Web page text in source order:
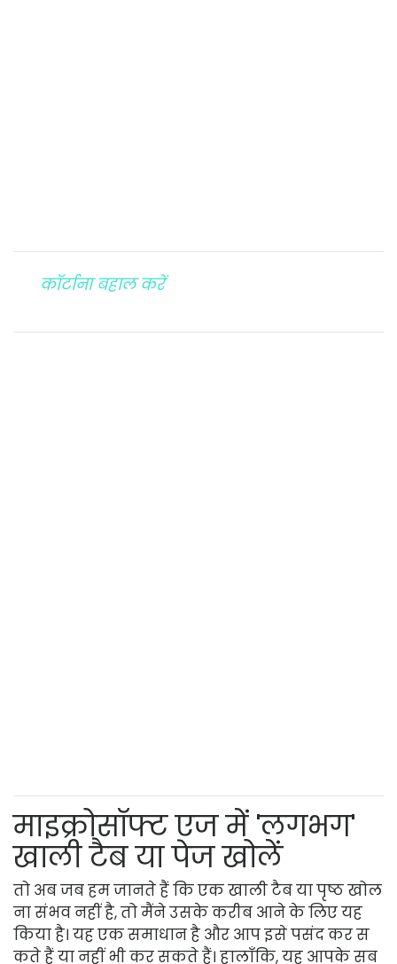
कॉर्टाना बहाल करें
माइक्रोसॉफ्ट एज में 'लगभग'
खाली टैब या पेज खोलें
तो अब जब हम जानते हैं कि एक खाली टैब या पृष्ठ खोल
ना संभव नहीं है, तो मैंने उसके करीब आने के लिए यह
किया है। यह एक समाधान है और आप इसे पसंद कर स
कते हैं या नहीं भी कर सकते हैं। हालाँकि, यह आपके सब